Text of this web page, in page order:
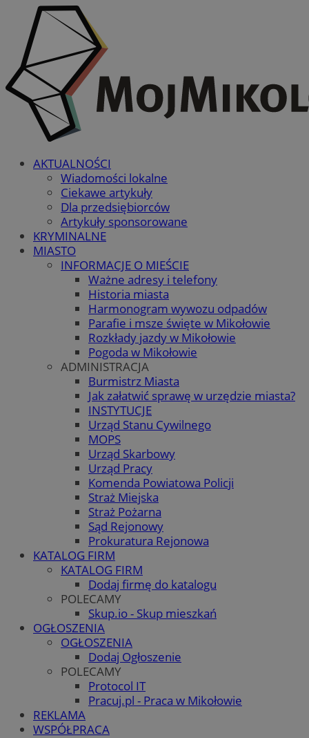
AKTUALNOŚCI
Wiadomości lokalne
Ciekawe artykuły
Dla przedsiębiorców
Artykuły sponsorowane
KRYMINALNE
MIASTO
INFORMACJE O MIEŚCIE
Ważne adresy i telefony
Historia miasta
Harmonogram wywozu odpadów
Parafie i msze święte w Mikołowie
Rozkłady jazdy w Mikołowie
Pogoda w Mikołowie
ADMINISTRACJA
Burmistrz Miasta
Jak załatwić sprawę w urzędzie miasta?
INSTYTUCJE
Urząd Stanu Cywilnego
MOPS
Urząd Skarbowy
Urząd Pracy
Komenda Powiatowa Policji
Straż Miejska
Straż Pożarna
Sąd Rejonowy
Prokuratura Rejonowa
KATALOG FIRM
KATALOG FIRM
Dodaj firmę do katalogu
POLECAMY
Skup.io - Skup mieszkań
OGŁOSZENIA
OGŁOSZENIA
Dodaj Ogłoszenie
POLECAMY
Protocol IT
Pracuj.pl - Praca w Mikołowie
REKLAMA
WSPÓŁPRACA